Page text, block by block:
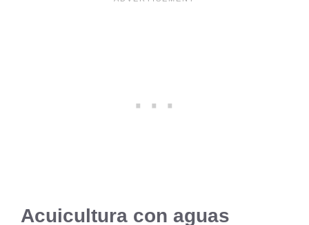
Acuicultura con aguas